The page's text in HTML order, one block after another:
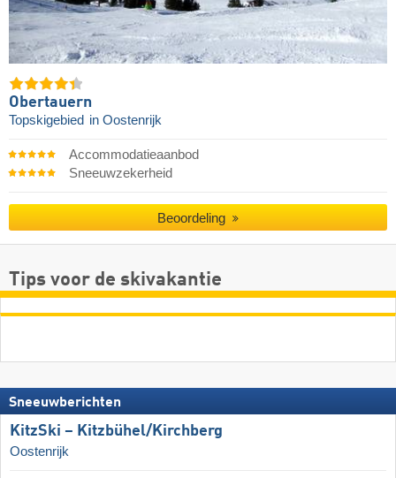
Obertauern
Topskigebied in Oostenrijk
Accommodatieaanbod
Sneeuwzekerheid
Beoordeling
Tips voor de skivakantie
Sneeuwberichten
KitzSki – Kitzbühel/​Kirchberg
Oostenrijk